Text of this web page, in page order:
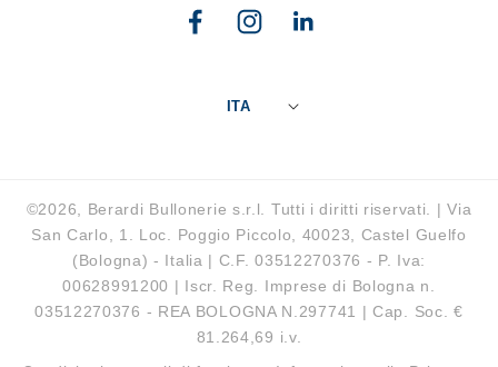
FacebookInstagramLinkedin
ITA
©2026, Berardi Bullonerie s.r.l. Tutti i diritti riservati. | Via
San Carlo, 1. Loc. Poggio Piccolo, 40023, Castel Guelfo
(Bologna) - Italia | C.F. 03512270376 - P. Iva:
00628991200 | Iscr. Reg. Imprese di Bologna n.
03512270376 - REA BOLOGNA N.297741 | Cap. Soc. €
81.264,69 i.v.